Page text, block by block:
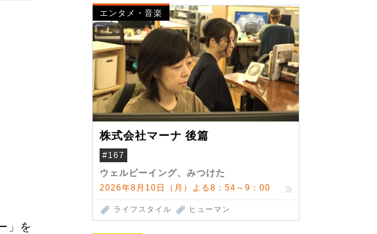
エンタメ・音楽
株式会社マーナ 後篇
#167
ウェルビーイング、みつけた
2026年8月10日（月）よる8：54～9：00
ライフスタイル ヒューマン
」を